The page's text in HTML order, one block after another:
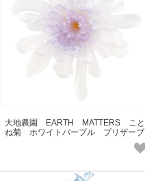
大地農園 EARTH MATTERS こと
ね菊 ホワイトパープル プリザーブ